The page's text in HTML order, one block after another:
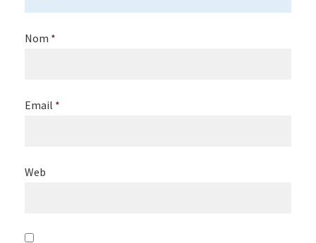
Nom *
Email *
Web